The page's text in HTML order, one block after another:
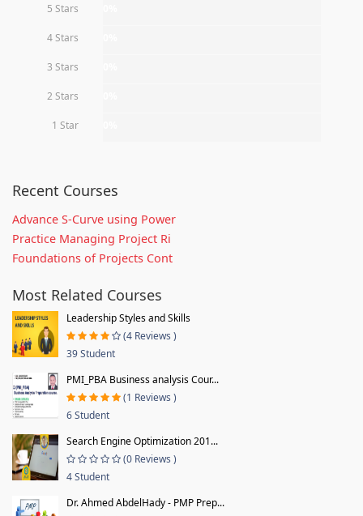
5 Stars
4 Stars
3 Stars
2 Stars
1 Star
Recent Courses
Advance S-Curve using Power
Practice Managing Project Ri
Foundations of Projects Cont
Most Related Courses
Leadership Styles and Skills
(4 Reviews )
39 Student
PMI_PBA Business analysis Cour...
(1 Reviews )
6 Student
Search Engine Optimization 201...
(0 Reviews )
4 Student
Dr. Ahmed AbdelHady - PMP Prep...